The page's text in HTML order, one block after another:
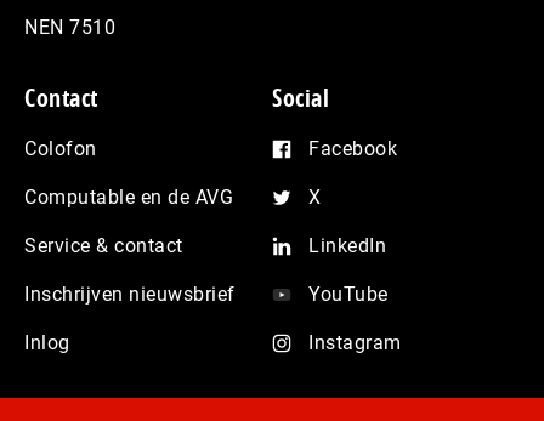
NEN 7510
Contact
Colofon
Computable en de AVG
Service & contact
Inschrijven nieuwsbrief
Inlog
Social
Facebook
X
LinkedIn
YouTube
Instagram